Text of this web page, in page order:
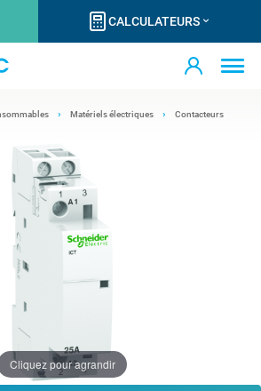
CALCULATEURS
Matériels électriques Contacteurs
Cliquez pour agrandir